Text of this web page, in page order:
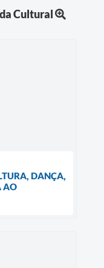
Cultural
DANÇA,
AO